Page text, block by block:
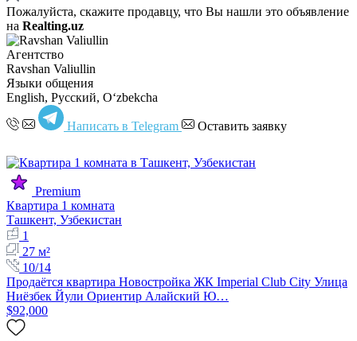
Пожалуйста, скажите продавцу, что Вы нашли это объявление
на Realting.uz
Агентство
Ravshan Valiullin
Языки общения
English, Русский, Oʻzbekcha
Написать в Telegram Оставить заявку
Premium
Квартира 1 комната
Ташкент, Узбекистан
1
27 м²
10/14
Продаётся квартира Новостройка ЖК Imperial Club City Улица
Ниёзбек Йули Ориентир Алайский Ю…
$92,000